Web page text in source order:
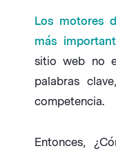
Los motores
más
sitio web no
palabras
competencia.
Entonces,